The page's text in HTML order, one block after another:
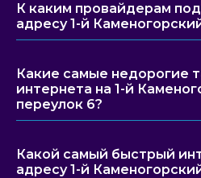
К каким провайдерам
адресу 1-й
Какие самые недорогие
интернета на 1-й
переулок 6?
Какой самый быстрый
адресу 1-й